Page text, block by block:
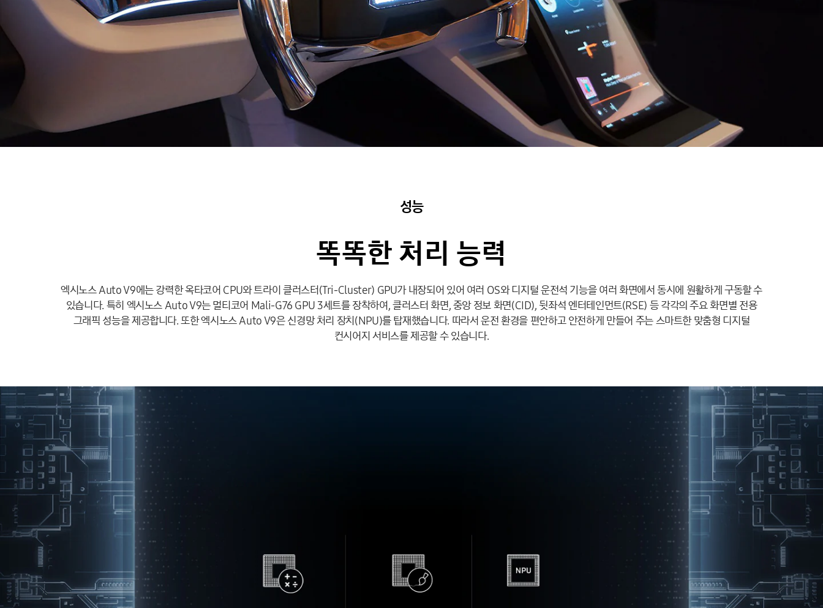
성능
똑똑한처리 능력
엑시노스 Auto V9에는 강력한 옥타코어 CPU와 트라이 클러스터(Tri-Cluster) GPU가 내장되어 있어 여러 OS와 디지털 운전석 기능을 여러 화면에서 동시에 원활하게 구동할 수
있습니다. 특히 엑시노스 Auto V9는 멀티코어 Mali-G76 GPU 3세트를 장착하여, 클러스터 화면, 중앙 정보 화면(CID), 뒷좌석 엔터테인먼트(RSE) 등 각각의 주요 화면별 전용
그래픽 성능을 제공합니다. 또한 엑시노스 Auto V9은 신경망 처리 장치(NPU)를 탑재했습니다. 따라서 운전 환경을 편안하고 안전하게 만들어 주는 스마트한 맞춤형 디지털
컨시어지 서비스를 제공할 수 있습니다.